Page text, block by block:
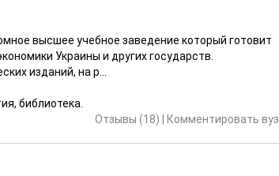
высшее учебное заведение который готовит
Украины и других государств.
изданий, на р...
библиотека.
Отзывы (18)
Комментировать вуз